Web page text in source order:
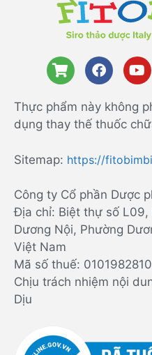
Thực phẩm này không
dụng thay thế thuốc
Sitemap: https://
Công ty Cổ phần Dược
Địa chỉ: Biệt thự số L09,
Dương Nội, Phường
Việt Nam
Mã số thuế: 0101982810
Chịu trách nhiệm nội
Dịu